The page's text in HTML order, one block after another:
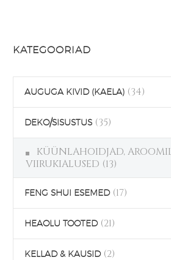
KATEGOORIAD
AUGUGA KIVID (KAELA) (34)
DEKO/SISUSTUS (35)
KÜÜNLAHOIDJAD,
VIIRUKIALUSED (13)
FENG SHUI ESEMED (17)
HEAOLU TOOTED (21)
KELLAD & KAUSID (2)